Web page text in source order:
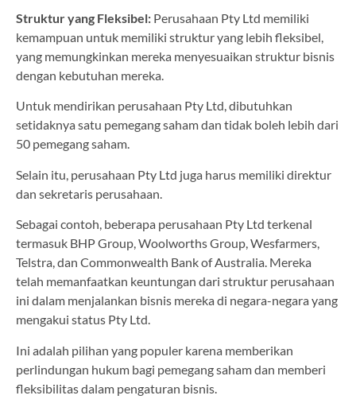
Struktur yang Fleksibel: Perusahaan Pty Ltd memiliki
kemampuan untuk memiliki struktur yang lebih fleksibel,
yang memungkinkan mereka menyesuaikan struktur bisnis
dengan kebutuhan mereka.
Untuk mendirikan perusahaan Pty Ltd, dibutuhkan
setidaknya satu pemegang saham dan tidak boleh lebih dari
50 pemegang saham.
Selain itu, perusahaan Pty Ltd juga harus memiliki direktur
dan sekretaris perusahaan.
Sebagai contoh, beberapa perusahaan Pty Ltd terkenal
termasuk BHP Group, Woolworths Group, Wesfarmers,
Telstra, dan Commonwealth Bank of Australia. Mereka
telah memanfaatkan keuntungan dari struktur perusahaan
ini dalam menjalankan bisnis mereka di negara-negara yang
mengakui status Pty Ltd.
Ini adalah pilihan yang populer karena memberikan
perlindungan hukum bagi pemegang saham dan memberi
fleksibilitas dalam pengaturan bisnis.